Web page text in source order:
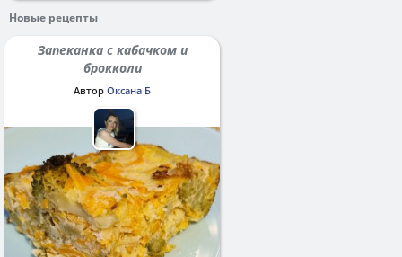
Новые рецепты
Запеканка с кабачком и
брокколи
Автор Оксана Б